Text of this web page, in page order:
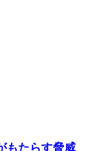
もたらす脅威